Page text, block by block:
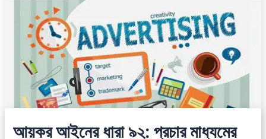
আয়কর আইনের ধারা ৯২: প্রচার মাধ্যমের